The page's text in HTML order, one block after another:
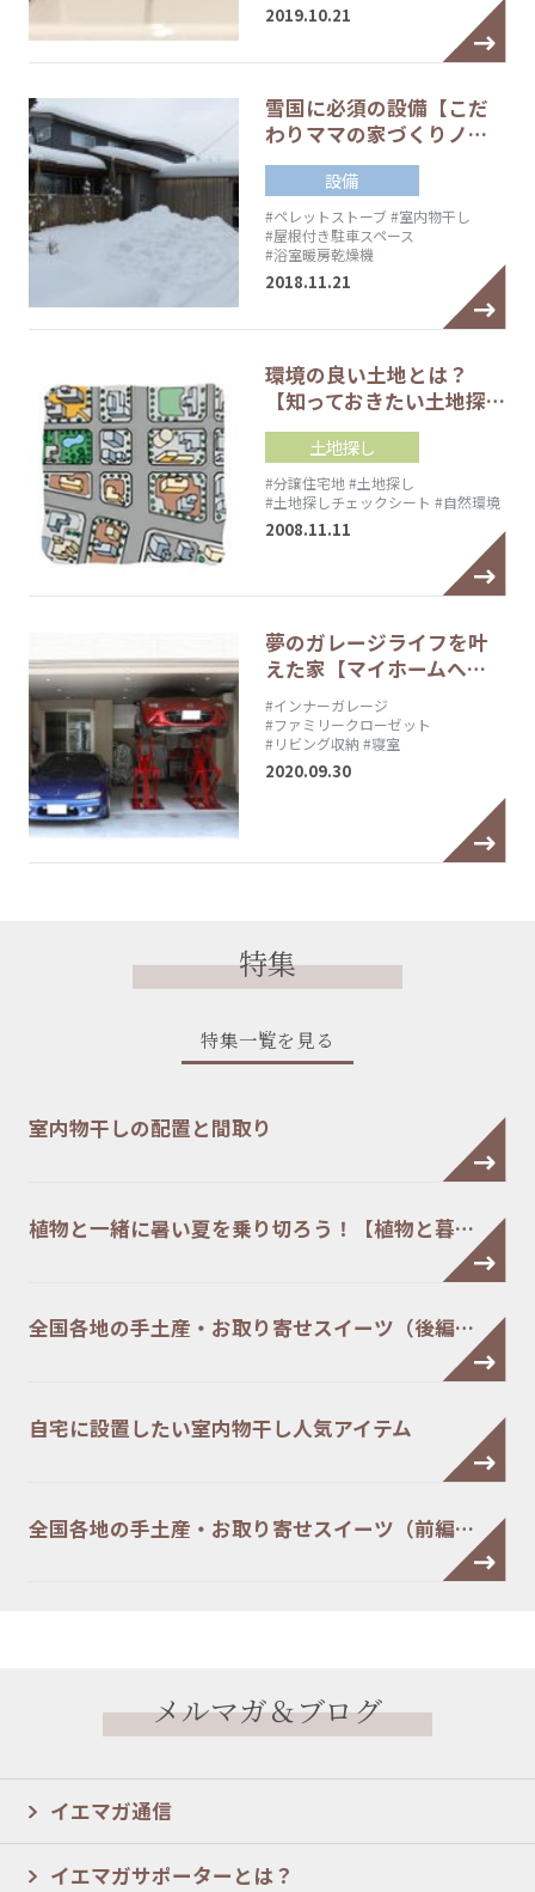
2019.10.21
雪国に必須の設備【こだ
わりママの家づくりノ…
設備
#ペレットストーブ#室内物干し
#屋根付き駐車スペース
#浴室暖房乾燥機
2018.11.21
環境の良い土地とは？
【知っておきたい土地探…
土地探し
#分譲住宅地#土地探し
#土地探しチェックシート #自然環境
2008.11.11
夢のガレージライフを叶
えた家【マイホームへ…
#インナーガレージ
#ファミリークローゼット
#リビング収納 #寝室
2020.09.30
特集
特集一覧を見る
室内物干しの配置と間取り
植物と一緒に暑い夏を乗り切ろう！【植物と暮…
全国各地の手土産・お取り寄せスイーツ（後編…
自宅に設置したい室内物干し人気アイテム
全国各地の手土産・お取り寄せスイーツ（前編…
メルマガ＆ブログ
イエマガ通信
イエマガサポーターとは？